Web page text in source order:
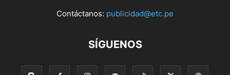
Contáctanos: publicidad@etc.pe
SÍGUENOS